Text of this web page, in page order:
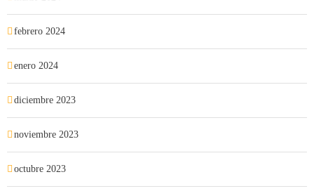
febrero 2024
enero 2024
diciembre 2023
noviembre 2023
octubre 2023